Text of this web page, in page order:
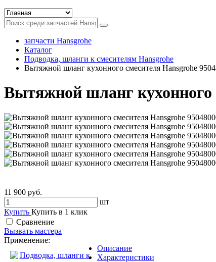
запчасти Hansgrohe
Каталог
Подводка, шланги к смесителям Hansgrohe
Вытяжной шланг кухонного смесителя Hansgrohe
Вытяжной шланг кухонного
11 900 руб.
шт
Купить Купить в 1 клик
Сравнение
Вызвать мастера
Применение:
Описание
Характеристики